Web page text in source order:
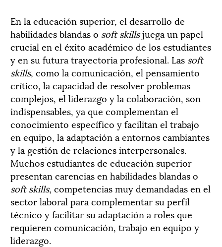
En la educación superior, el desarrollo de
habilidades blandas o soft skillsjuega un papel
crucial en el éxito académico de los estudiantes
y en su futura trayectoria profesional. Las soft
skills, como la comunicación, el pensamiento
crítico, la capacidad de resolver problemas
complejos, el liderazgo y la colaboración, son
indispensables, ya que complementan el
conocimiento específico y facilitan el trabajo
en equipo, la adaptación a entornos cambiantes
y la gestión de relaciones interpersonales.
Muchos estudiantes de educación superior
presentan carencias en habilidades blandas o
soft skills, competencias muy demandadas en el
sector laboral para complementar su perfil
técnico y facilitar su adaptación a roles que
requieren comunicación, trabajo en equipo y
liderazgo.